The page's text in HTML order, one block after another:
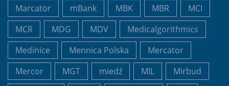
Marcator
mBank MBK MBR
MCI
MCR
MDG MDV
Medicalgorithmics
Medinice
Mennica Polska
Mercator
Mercor
MGT miedź MIL
Mirbud